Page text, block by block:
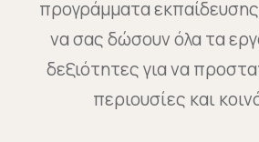
προγράμματα
να σας δώσουν όλα τα
δεξιότητες για να
περιουσίες και